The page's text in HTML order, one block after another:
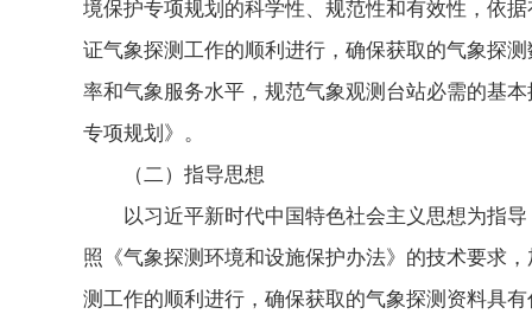
境保护专项规划的科学性、规范性和有效性，依
证气象探测工作的顺利进行，确保获取的气象探
率和气象服务水平，规范气象观测台站必需的基
专项规划》。
（二）指导思想
以习近平新时代中国特色社会主义思想为指
照《气象探测环境和设施保护办法》的技术要求
测工作的顺利进行，确保获取的气象探测资料具